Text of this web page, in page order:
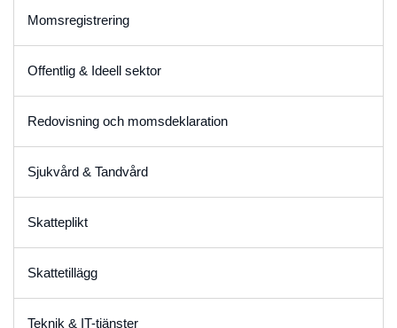
Momsregistrering
Offentlig & Ideell sektor
Redovisning och momsdeklaration
Sjukvård & Tandvård
Skatteplikt
Skattetillägg
Teknik & IT-tjänster